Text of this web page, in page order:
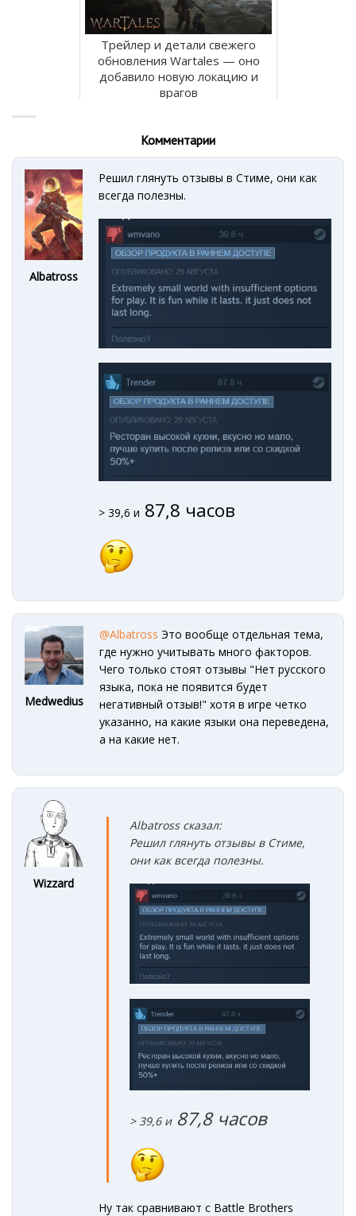
Трейлер и детали свежего
обновления Wartales — оно
добавило новую локацию и
врагов
Комментарии
Albatross
Решил глянуть отзывы в Стиме, они как
всегда полезны.
> 39,6 и 87,8 часов
Medwedius
@Albatross Это вообще отдельная тема,
где нужно учитывать много факторов.
Чего только стоят отзывы "Нет русского
языка, пока не появится будет
негативный отзыв!" хотя в игре четко
указанно, на какие языки она переведена,
а на какие нет.
Wizzard
Albatross сказал:
Решил глянуть отзывы в Стиме,
они как всегда полезны.
> 39,6 и87,8 часов
Ну так сравнивают с Battle Brothers